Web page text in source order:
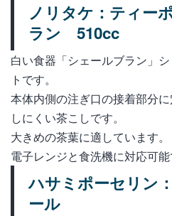
ノリタケ：ティー
ラン 510cc
白い食器「シェールブラン」
トです。
本体内側の注ぎ口の接着部分
しにくい茶こしです。
大きめの茶葉に適しています。
電子レンジと食洗機に対応可能
ハサミポーセリン
ール